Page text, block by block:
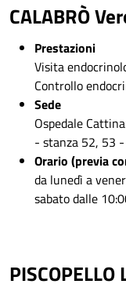
CALABRÒ
Prestazioni
Visita
Controllo
Sede
Ospedale
- stanza 52, 53
Orario (previa
da lunedì a
sabato dalle